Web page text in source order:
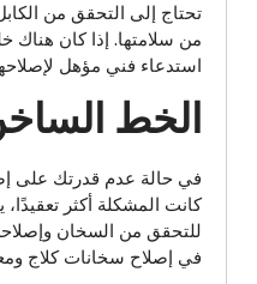
تحتاج إلى التحقق من
من سلامتها. إذا كان هناك
استدعاء فني مؤهل
الخط
في حالة عدم قدرتك على
كانت المشكلة أكثر
للتحقق من السخان
في إصلاح سخانات كلاج